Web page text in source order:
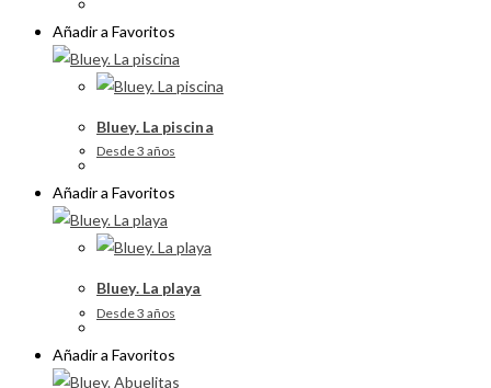
Añadir a Favoritos
Bluey. La piscina
Desde 3 años
Añadir a Favoritos
Bluey. La playa
Desde 3 años
Añadir a Favoritos